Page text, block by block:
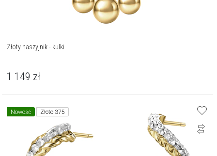
Złoty naszyjnik - kulki
1 149 zł
Nowość Złoto 375